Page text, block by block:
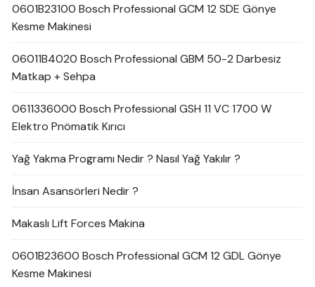
0601B23100 Bosch Professional GCM 12 SDE Gönye
Kesme Makinesi
06011B4020 Bosch Professional GBM 50-2 Darbesiz
Matkap + Sehpa
0611336000 Bosch Professional GSH 11 VC 1700 W
Elektro Pnömatik Kırıcı
Yağ Yakma Programı Nedir ? Nasıl Yağ Yakılır ?
İnsan Asansörleri Nedir ?
Makaslı Lift Forces Makina
0601B23600 Bosch Professional GCM 12 GDL Gönye
Kesme Makinesi